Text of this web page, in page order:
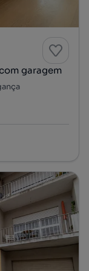
de Bragança com garagem